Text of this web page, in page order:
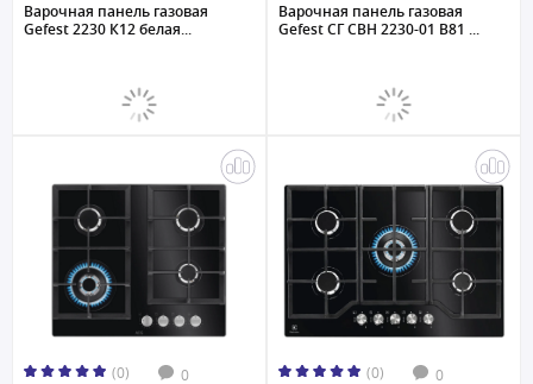
Варочная панель газовая
Gefest 2230 К12 белая...
Варочная панель газовая
Gefest СГ СВН 2230-01 B81 ...
(0) 0 (0) 0